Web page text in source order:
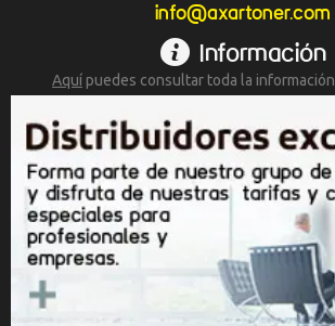
info@axartoner.com
Información
Aquípuedes consultar toda la